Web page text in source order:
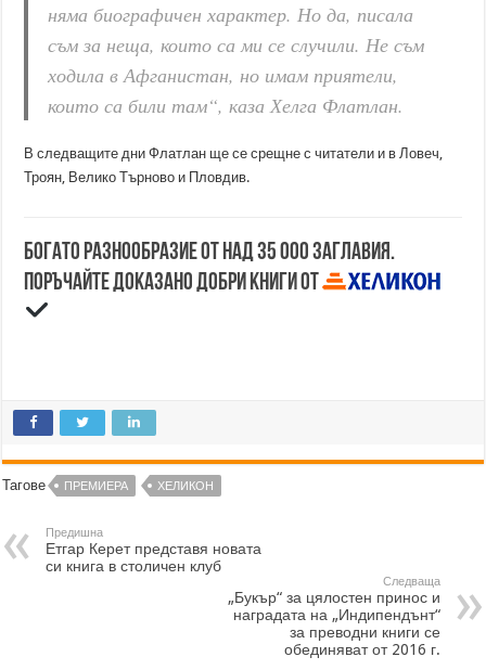
няма биографичен характер. Но да, писала
съм за неща, които са ми се случили. Не съм
ходила в Афганистан, но имам приятели,
които са били там“, каза Хелга Флатлан.
В следващите дни Флатлан ще се срещне с читатели и в Ловеч,
Троян, Велико Търново и Пловдив.
Богато разнообразие от над 35 000 заглавия.
Поръчайте доказано добри книги от
Тагове ПРЕМИЕРА ХЕЛИКОН
Предишна
Етгар Керет представя новата
си книга в столичен клуб
Следваща
„Букър“ за цялостен принос и
наградата на „Индипендънт“
за преводни книги се
обединяват от 2016 г.